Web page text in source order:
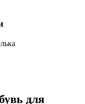
для